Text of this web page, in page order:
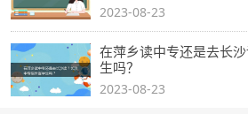
2023-08-23
在萍乡读中专还是去长
生吗？
2023-08-23